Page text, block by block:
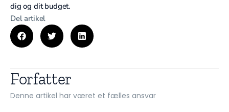
dig og dit budget.
Del artikel
Forfatter
Denne artikel har været et fælles ansvar